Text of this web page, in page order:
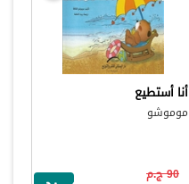
أنا أستطيع
موموشو
90 ج.م